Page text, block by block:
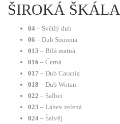
ŠIROKÁ
04 – Světlý dub
06 – Dub Sonoma
015 – Bílá matná
016 – Černá
017 – Dub Catania
018 – Dub Wotan
022 – Salbei
023 – Láhev zelená
024 – Šalvěj